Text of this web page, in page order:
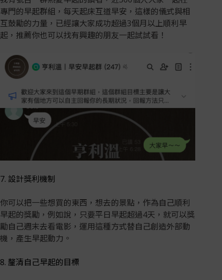
專門的早起群組，每天起床互道早安，這樣的儀式與相
互鼓勵的力量，已經讓大家成功超過3個月以上順利早
起，推薦你也可以找有興趣的朋友一起試試看！
7. 設計獎利機制
你可以把一些想買的東西，想去的景點，作為自己順利
早起的獎勵，例如說，只要平日早起超過4天，就可以獎
勵自己週末去看電影，運用這種方式替自己創造外部動
機，產生早起動力。
8. 釐清自己早起的目標